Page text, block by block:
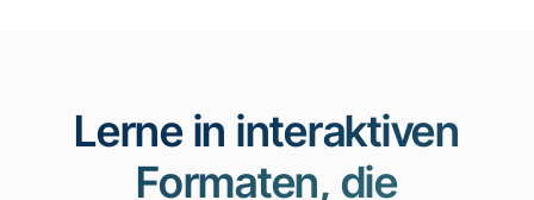
Lerne in interaktiven
Formaten, die